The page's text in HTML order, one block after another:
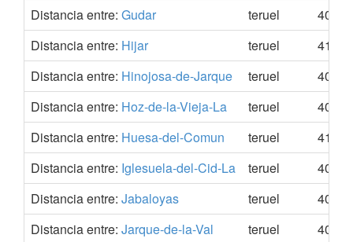
Distancia entre: Gudar teruel
Distancia entre: Hijar teruel
Distancia entre: Hinojosa-de-Jarque teruel
Distancia entre: Hoz-de-la-Vieja-La teruel
Distancia entre: Huesa-del-Comun teruel
Distancia entre: Iglesuela-del-Cid-La teruel
Distancia entre: Jabaloyas teruel
Distancia entre: Jarque-de-la-Val teruel